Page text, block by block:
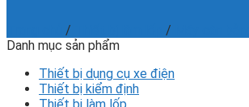
/ /
Danh mục sản phẩm
Thiết bị dụng cụ xe điện
Thiết bị kiểm định